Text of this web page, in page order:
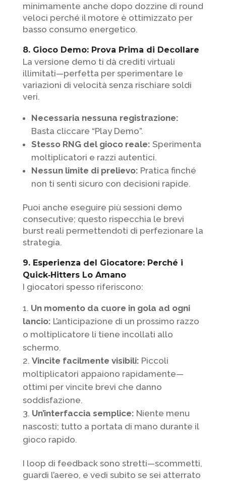
minimamente anche dopo dozzine di round
veloci perché il motore è ottimizzato per
basso consumo energetico.
8. Gioco Demo: Prova Prima di Decollare
La versione demo ti dà crediti virtuali
illimitati—perfetta per sperimentare le
variazioni di velocità senza rischiare soldi
veri.
Necessaria nessuna registrazione:
Basta cliccare “Play Demo”.
Stesso RNG del gioco reale: Sperimenta
moltiplicatori e razzi autentici.
Nessun limite di prelievo: Pratica finché
non ti senti sicuro con decisioni rapide.
Puoi anche eseguire più sessioni demo
consecutive; questo rispecchia le brevi
burst reali permettendoti di perfezionare la
strategia.
9. Esperienza del Giocatore: Perché i
Quick‑Hitters Lo Amano
I giocatori spesso riferiscono:
Un momento da cuore in gola ad ogni
lancio: L’anticipazione di un prossimo razzo
o moltiplicatore li tiene incollati allo
schermo.
Vincite facilmente visibili: Piccoli
moltiplicatori appaiono rapidamente—
ottimi per vincite brevi che danno
soddisfazione.
Un’interfaccia semplice: Niente menu
nascosti; tutto a portata di mano durante il
gioco rapido.
I loop di feedback sono stretti—scommetti,
guardi l’aereo, e vedi subito se sei atterrato